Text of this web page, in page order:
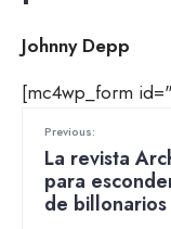
Johnny Depp
[mc4wp_form
Previous:
La revista
para
de billonarios